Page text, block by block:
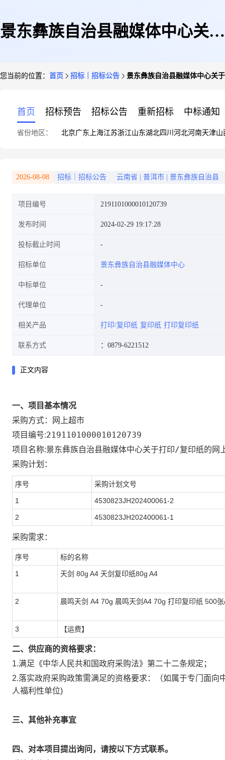
景东彝族自治县融媒体中心关于
您当前的位置： 首页 招标｜招标公告 景东彝族自治县融媒体中心关
首页 招标预告 招标公告 重新招标 中标通知
省份地区： 北京广东 上海江苏浙江山东湖北四川 河北河南天津山
2026-08-08 招标｜招标公告 云南省 普洱市 景东彝族自治县
项目编号 2191101000010120739
发布时间 2024-02-29 19:17:28
投标截止时间
招标单位 景东彝族自治县融媒体中心
中标单位
代理单位
相关产品 打印/复印纸 复印纸 打印复印纸
联系方式 ：0879-6221512
正文内容
一、项目基本情况
采购方式：
网上超市
项目编号:2191101000010120739
项目名称:景东彝族自治县融媒体中心关于打印/复印纸的网
采购计划：
序号 采购计划文号
1 4530823JH202400061-2
2 4530823JH202400061-1
采购需求：
序号 标的名称
1 天剑 80g A4 天剑复印纸80g A4
2 晨鸣天剑 A4 70g 晨鸣天剑A4 70g 打印复印纸 500
3 【运费】
二、供应商的资格要求：
1.满足《中华人民共和国政府采购法》第二十二条规定；
2.落实政府采购政策需满足的资格要求：
（如属于专门面
人福利性单位)
三、其他补充事宜
四、对本项目提出询问，请按以下方式联系。